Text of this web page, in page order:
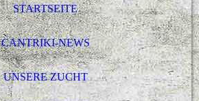
STARTSEITE
CANTRIKI-NEWS
UNSERE ZUCHT